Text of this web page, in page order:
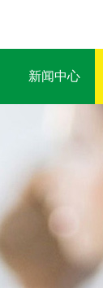
新闻中心